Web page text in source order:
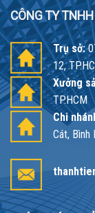
CÔNG TY
Trụ sở:
12,
Xưởng
TP.HCM
Chi
Cát,